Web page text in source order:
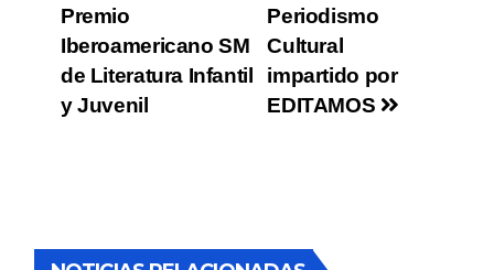
Periodismo
Cultural
impartido por
EDITAMOS
Premio
Iberoamericano SM
de Literatura Infantil
y Juvenil